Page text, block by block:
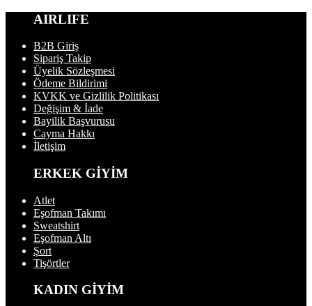
AIRLIFE
B2B Giriş
Sipariş Takip
Üyelik Sözleşmesi
Ödeme Bildirimi
KVKK ve Gizlilik Politikası
Değişim & İade
Bayilik Başvurusu
Cayma Hakkı
İletişim
ERKEK GİYİM
Atlet
Eşofman Takımı
Sweatshirt
Eşofman Altı
Şort
Tişörtler
KADIN GİYİM